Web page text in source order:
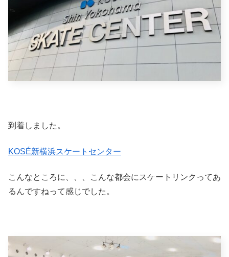
到着しました。
KOSÉ新横浜スケートセンター
こんなところに、、、こんな都会にスケートリンクってあ
るんですねって感じでした。